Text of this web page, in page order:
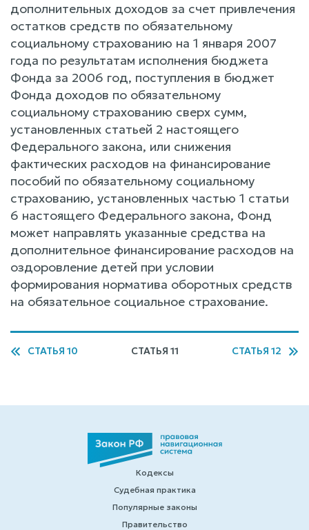
дополнительных доходов за счет привлечения
остатков средств по обязательному
социальному страхованию на 1 января 2007
года по результатам исполнения бюджета
Фонда за 2006 год, поступления в бюджет
Фонда доходов по обязательному
социальному страхованию сверх сумм,
установленных статьей 2 настоящего
Федерального закона, или снижения
фактических расходов на финансирование
пособий по обязательному социальному
страхованию, установленных частью 1 статьи
6 настоящего Федерального закона, Фонд
может направлять указанные средства на
дополнительное финансирование расходов на
оздоровление детей при условии
формирования норматива оборотных средств
на обязательное социальное страхование.
СТАТЬЯ 10 СТАТЬЯ 11 СТАТЬЯ 12
Кодексы
Судебная практика
Популярные законы
Правительство